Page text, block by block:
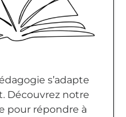
s’adapte
Découvrez notre
pour répondre à